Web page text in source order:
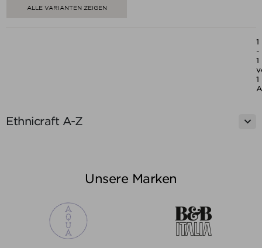
Ethnicraft A-Z 
ALLE VARIANTEN ZEIGEN
1
-
1
1
Unsere Marken